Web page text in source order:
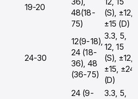
19-20
48(18-
75)
(S), ±12,
±15 (D)
24-30
12(9-18),
24 (18-
36), 48
(36-75)
3.3, 5,
12, 15
(S), ±12,
±15, ±24
(D)
24 (9-
3.3, 5,